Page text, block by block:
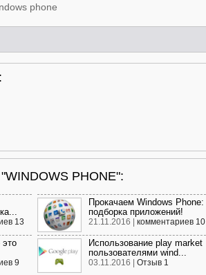
phone
"WINDOWS PHONE":
13
Прокачаем Windows Phone:
подборка приложений!
21.11.2016 | комментариев 10
9
Использование play market
пользователями wind...
03.11.2016 | Отзыв 1